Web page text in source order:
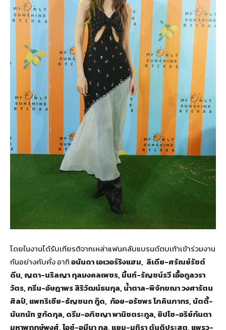
โดยในงานได้รับเกียรติจากเหล่าแฟนคลับแบรนด์ตบเท้าเข้าร่วมงาน
กันอย่างคับคั่ง อาทิอนันดา เอเวอร์ริงแฮม, ลิเดีย-ศรัณย์รัชต์
ดีน, ญดา-นริลญา กุลมงคลเพชร, มิ้นท์-รัญชน์รวี เอื้อกูลวรา
วัตร, กรีน-อัษฎาพร สิริวัฒน์ธนกุล, น้ำตาล-พิจักขณา วงศารัตน
ศิลป์, แพทริเซีย-ธัญชนก กู๊ด, ก้อย-อรัชพร โภคินภากร, นัตตี้-
นันทนัท ฐกัดกุล, ดรีม-อภิชญา พานิชตระกูล, ยิปโซ-อริย์กันตา
มหาพฤกษ์พงศ์, ไอซ์-อมีนา กูล, แยม-มทิรา ตันติประสุต, แพรว-